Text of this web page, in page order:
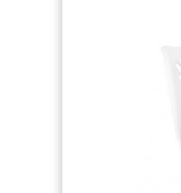
hanches Dossier et
de détente ; avec son
réglable en